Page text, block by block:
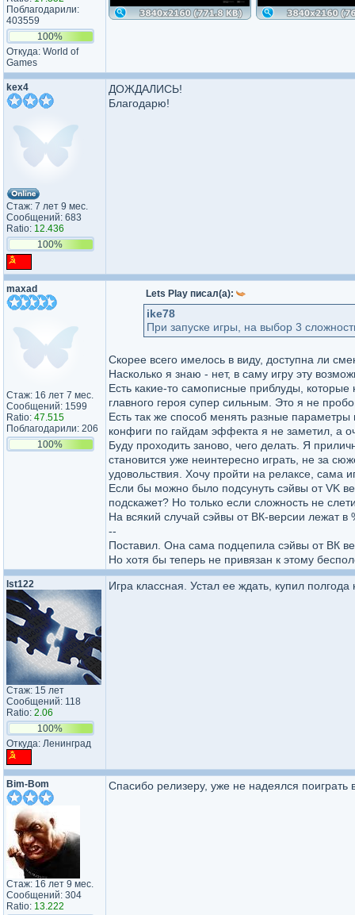
Поблагодарили:
403559
100%
Откуда: World of
Games
kex4
Стаж: 7 лет 9 мес.
Сообщений: 683
Ratio: 12.436
100%
ДОЖДАЛИСЬ!
Благодарю!
maxad
Стаж: 16 лет 7 мес.
Сообщений: 1599
Ratio: 47.515
Поблагодарили: 206
100%
Lets Play писал(а):
ike78
При запуске игры, на выбор 3
Скорее всего имелось в виду, доступна ли
Насколько я знаю - нет, в саму игру эту
Есть какие-то самописные приблуды,
главного героя супер сильным. Это я не
Есть так же способ менять разные
конфиги по гайдам эффекта я не заметил, а
Буду проходить заново, чего делать. Я
становится уже неинтересно играть, не за
удовольствия. Хочу пройти на релаксе, сама
Если бы можно было подсунуть сэйвы от VK
подскажет? Но только если сложность не
На всякий случай сэйвы от ВК-версии лежат
--
Поставил. Она сама подцепила сэйвы от ВК
Но хотя бы теперь не привязан к этому
lst122
Стаж: 15 лет
Сообщений: 118
Ratio: 2.06
100%
Откуда: Ленинград
Игра классная. Устал ее ждать, купил
Bim-Bom
Стаж: 16 лет 9 мес.
Сообщений: 304
Ratio: 13.222
Спасибо релизеру, уже не надеялся поиграть